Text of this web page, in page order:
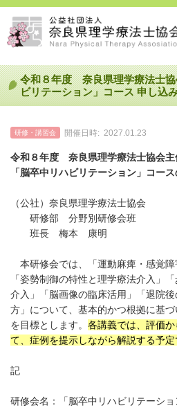
令和８年度 奈良県理学療法士
ビリテーション」コース 申し込
研修・講習会 開催日時: 2027.01.23
令和８年度 奈良県理学療法士協会主
「脳卒中リハビリテーション」コー
（公社）奈良県理学療法士協会
研修部 分野別研修会班
班長 梅本 康明
本研修会では、「運動麻痺・感覚障
「姿勢制御の特性と理学療法介入」
介入」「脳画像の臨床活用」「退院
方」について、基本的かつ根拠に基
を目標とします。 各講義では、評価
て、症例を提示しながら解説する予定
記
研修会名：「脳卒中リハビリテーショ